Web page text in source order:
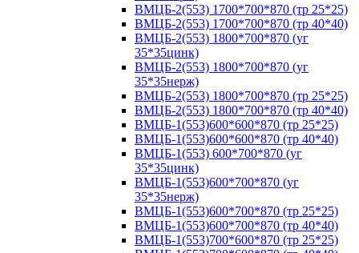
ВМЦБ-2(553) 1700*700*870 (тр 25*25)
ВМЦБ-2(553) 1700*700*870 (тр 40*40)
ВМЦБ-2(553) 1800*700*870 (уг
35*35цинк)
ВМЦБ-2(553) 1800*700*870 (уг
35*35нерж)
ВМЦБ-2(553) 1800*700*870 (тр 25*25)
ВМЦБ-2(553) 1800*700*870 (тр 40*40)
ВМЦБ-1(553)600*600*870 (тр 25*25)
ВМЦБ-1(553)600*600*870 (тр 40*40)
ВМЦБ-1(553) 600*700*870 (уг
35*35цинк)
ВМЦБ-1(553)600*700*870 (уг
35*35нерж)
ВМЦБ-1(553)600*700*870 (тр 25*25)
ВМЦБ-1(553)600*700*870 (тр 40*40)
ВМЦБ-1(553)700*600*870 (тр 25*25)